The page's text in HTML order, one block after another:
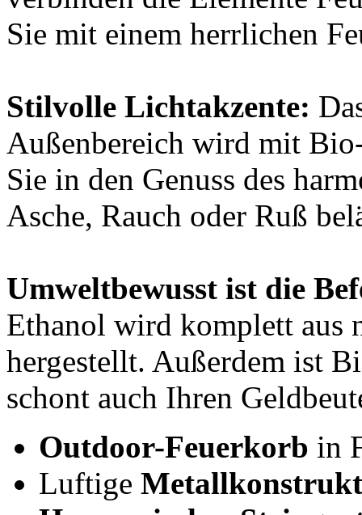
Sie mit einem herrlichen
Stilvolle Lichtakzente:
Außenbereich wird mit
Sie in den Genuss des
Asche, Rauch oder Ruß
Umweltbewusst ist die
Ethanol wird komplett aus
hergestellt. Außerdem ist
schont auch Ihren
Outdoor-Feuerkorb in
Luftige